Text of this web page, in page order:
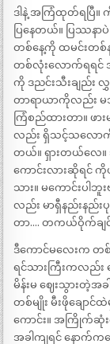
ဒါနဲ့ အကြံထုတ်ရပြီ။
ပြနေတယ်။ ပြဿန
တစ်နေ့ကို ထမင်းတစ်
တစ်လုံးလောက်ရရင် အ
ကို ဒညင်းသီးချည်း
တာရာယာကိုလည်း မသွာ
ကြံစည်ထားတာ။ ဖ
လည်း ရှိသင့်သလောက်
တယ်။ ရှားတယ်လေ။
ကောင်းလားဆိုရင်
သား။ မကောင်းပါဘူ
လည်း မာရှီနည်းနည်းပု
တာ…. တကယ်ဝိုက်ချ
ဒီကောင်မလေးက တ
ရင်သားကြီးကလည်း
မိန်းမ ဈေးသွားတဲ့အ
တစ်မျိုး မီးဖိုချေ
ကောင်း။ အကြိုက်ဆုံ
အခါကျရင် နောက်က